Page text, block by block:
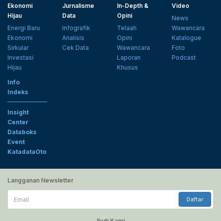
Ekonomi
Hijau
Energi Baru
Ekonomi
Sirkular
Investasi
Hijau
Jurnalisme
Data
Infografik
Analisis
Cek Data
In-Depth &
Opini
Telaah
Opini
Wawancara
Laporan
Khusus
Video
News
Wawancara
Katalogue
Foto
Podcast
Info
Indeks
Insight
Center
Databoks
Event
KatadataOto
Langganan Newsletter
Email
Daftar